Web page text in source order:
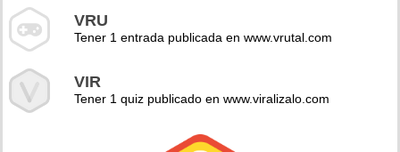
VRU
Tener 1 entrada publicada en www.vrutal.com
VIR
Tener 1 quiz publicado en www.viralizalo.com